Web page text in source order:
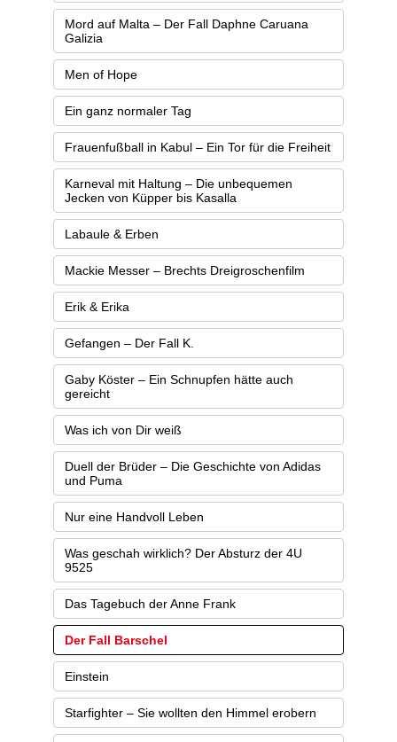
Mord auf Malta – Der Fall Daphne Caruana
Galizia
Men of Hope
Ein ganz normaler Tag
Frauenfußball in Kabul – Ein Tor für die Freiheit
Karneval mit Haltung – Die unbequemen
Jecken von Küpper bis Kasalla
Labaule & Erben
Mackie Messer – Brechts Dreigroschenfilm
Erik & Erika
Gefangen – Der Fall K.
Gaby Köster – Ein Schnupfen hätte auch
gereicht
Was ich von Dir weiß
Duell der Brüder – Die Geschichte von Adidas
und Puma
Nur eine Handvoll Leben
Was geschah wirklich? Der Absturz der 4U
9525
Das Tagebuch der Anne Frank
Der Fall Barschel
Einstein
Starfighter – Sie wollten den Himmel erobern